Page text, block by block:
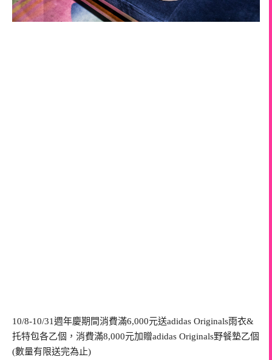
10/8-10/31週年慶期間消費滿6,000元送adidas Originals雨衣&
托特包各乙個，消費滿8,000元加贈adidas Originals野餐墊乙個
(數量有限送完為止)